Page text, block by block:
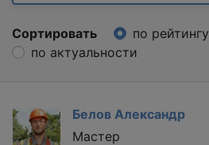
Сортировать по рейтингу
по актуальности
Белов Александр
Мастер